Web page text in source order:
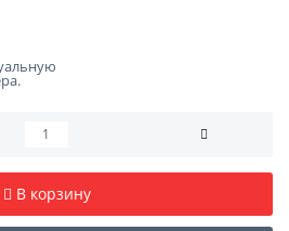
В корзину